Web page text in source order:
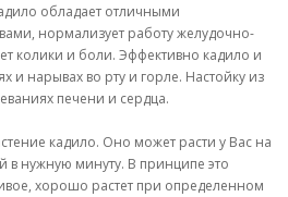
обладает отличными
нормализует работу желудочно-
колики и боли. Эффективно кадило и
и нарывах во рту и горле. Настойку из
печени и сердца.
кадило. Оно может расти у Вас на
в нужную минуту. В принципе это
хорошо растет при определенном